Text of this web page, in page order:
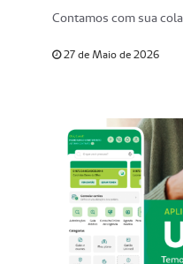
Contamos com sua
27 de Maio de 2026